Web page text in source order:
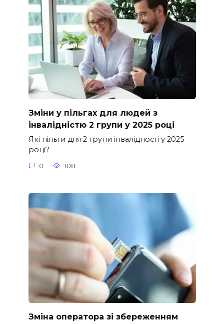
Зміни у пільгах для людей з
інвалідністю 2 групи у 2025 році
Які пільги для 2 групи інвалідності у 2025
році?
0 108
Зміна оператора зі збереженням